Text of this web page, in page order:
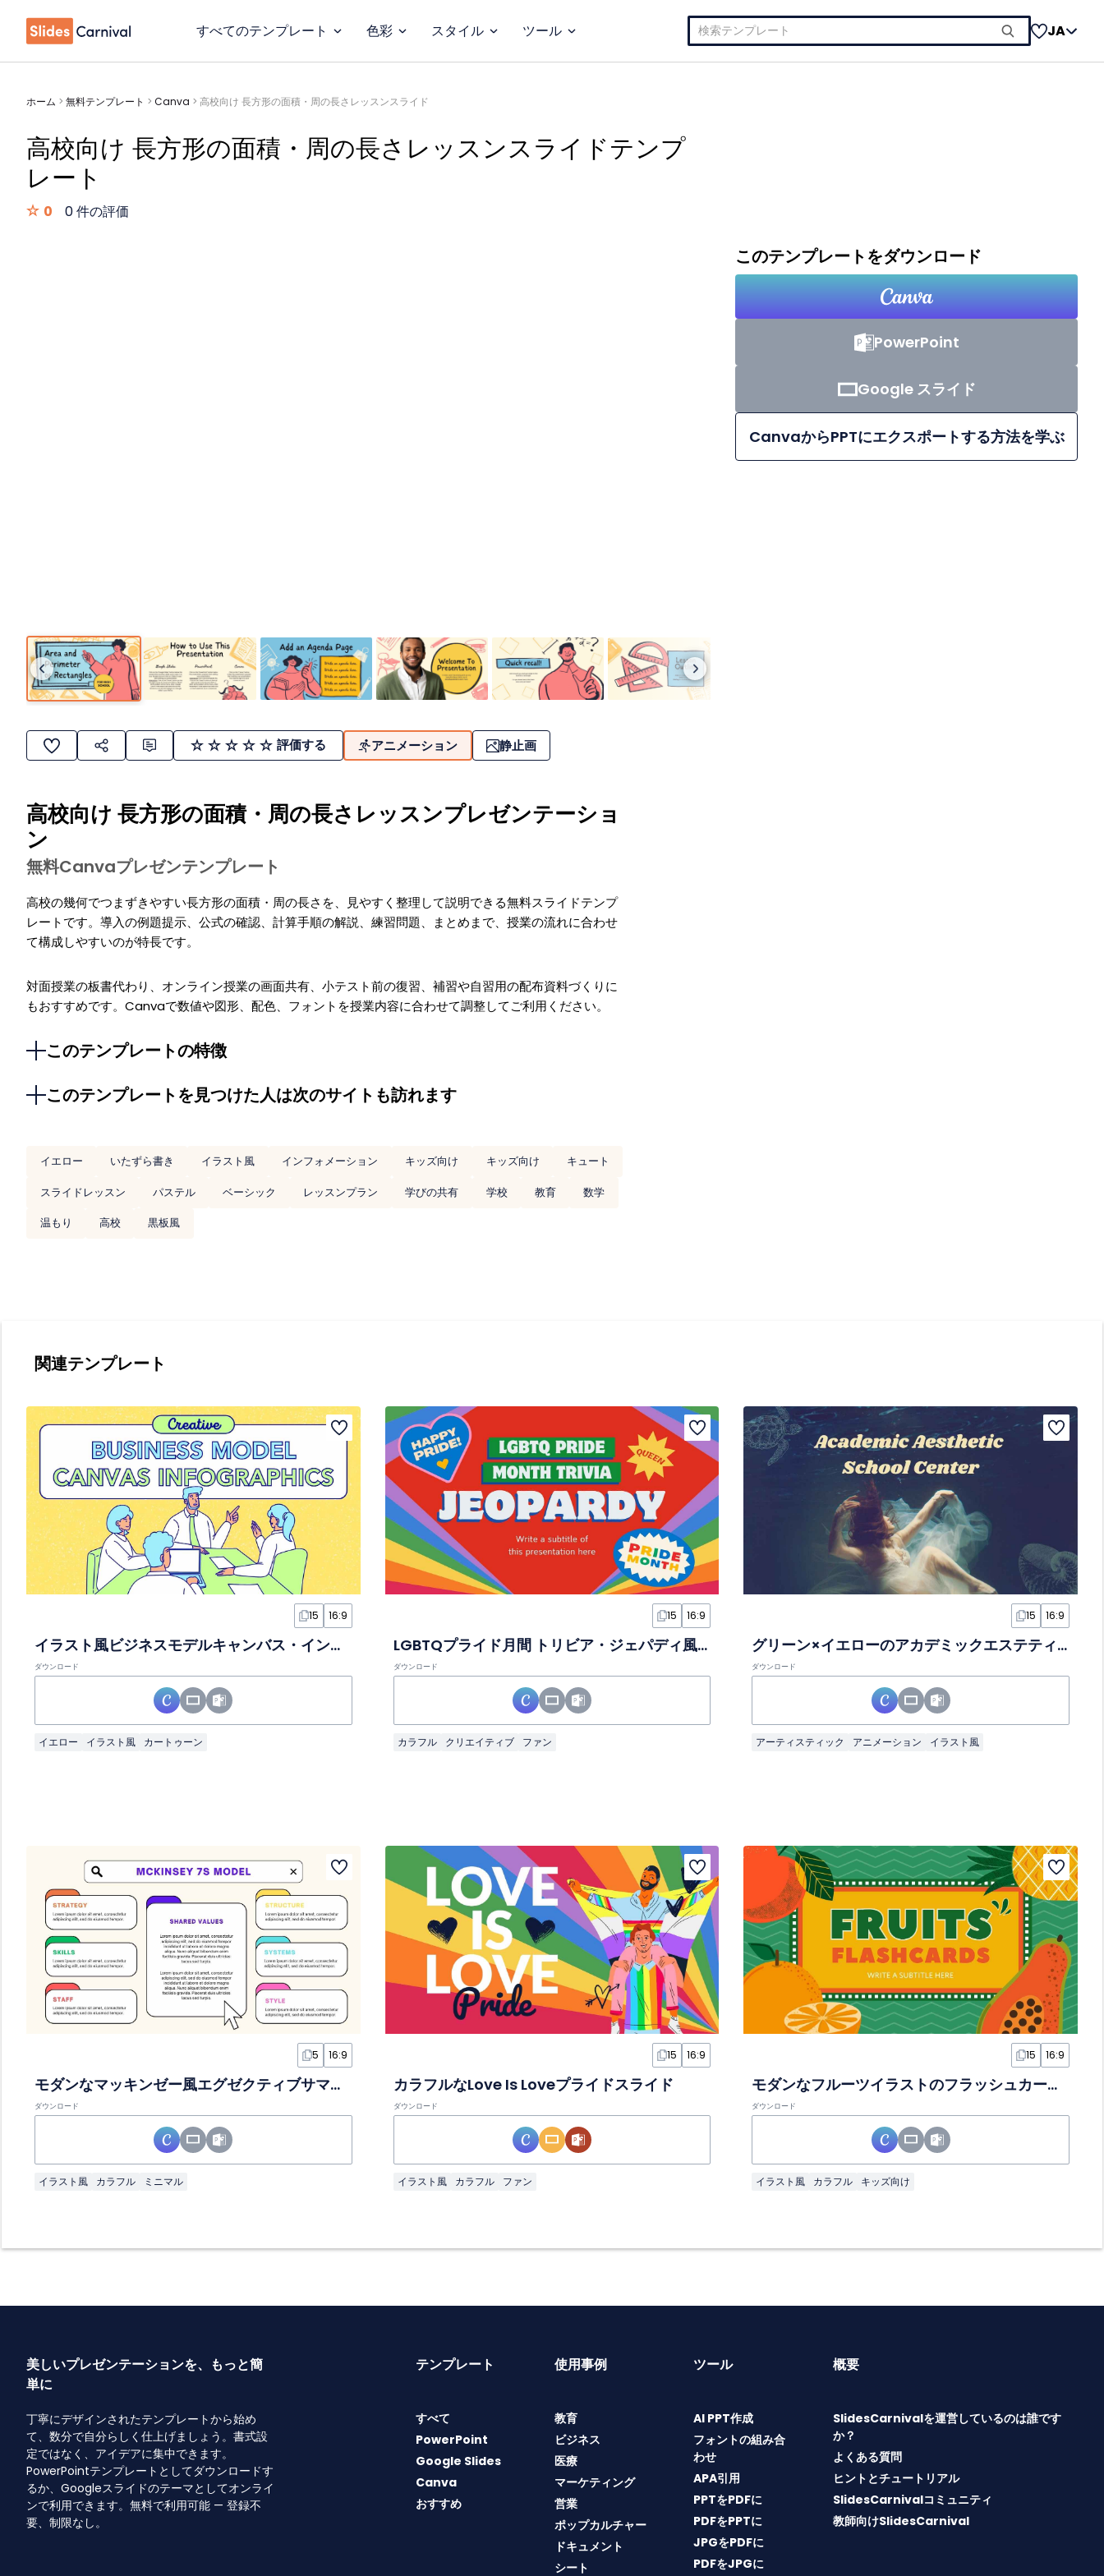
すべてのテンプレート 色彩 スタイル ツール
検
索:
JA
ホーム > 無料テンプレート > Canva > 高校向け 長方形の面積・周の長さレッスンスライド
高校向け 長方形の面積・周の長さレッスンスライドテンプ
レート
0 0 件の評価
評価する アニメーション 静止画
高校向け 長方形の面積・周の長さレッスンプレゼンテーショ
ン
無料Canvaプレゼンテンプレート
高校の幾何でつまずきやすい長方形の面積・周の長さを、見やすく整理して説明できる無料スライドテンプ
レートです。導入の例題提示、公式の確認、計算手順の解説、練習問題、まとめまで、授業の流れに合わせ
て構成しやすいのが特長です。
対面授業の板書代わり、オンライン授業の画面共有、小テスト前の復習、補習や自習用の配布資料づくりに
もおすすめです。Canvaで数値や図形、配色、フォントを授業内容に合わせて調整してご利用ください。
このテンプレートの特徴
このテンプレートを見つけた人は次のサイトも訪れます
イエロー いたずら書き イラスト風 インフォメーション キッズ向け キッズ向け
キュート
スライドレッスン
パステル ベーシック レッスンプラン 学びの共有 学校 教育
数学
温もり
高校 黒板風
このテンプレートをダウンロード
PowerPoint
Google スライド
CanvaからPPTにエクスポートする方法を学ぶ
関連テンプレート
15 16:9
イラスト風ビジネスモデルキャンバス・インフォグラフィックスライド
ダウンロード
イエロー イラスト風 カートゥーン
15 16:9
LGBTQプライド月間 トリビア・ジェパディ風ゲームスライド
ダウンロード
カラフル クリエイティブ ファン
15 16:9
グリーン×イエローのアカデミックエステティック・スライド
ダウンロード
アーティスティック アニメーション イラスト風
5 16:9
モダンなマッキンゼー風エグゼクティブサマリースライド
ダウンロード
イラスト風 カラフル ミニマル
15 16:9
カラフルなLove Is Loveプライドスライド
ダウンロード
イラスト風 カラフル ファン
15 16:9
モダンなフルーツイラストのフラッシュカードスライド
ダウンロード
イラスト風 カラフル キッズ向け
美しいプレゼンテーションを、もっと簡
単に
丁寧にデザインされたテンプレートから始め
て、数分で自分らしく仕上げましょう。書式設
定ではなく、アイデアに集中できます。
PowerPointテンプレートとしてダウンロードす
るか、Googleスライドのテーマとしてオンライ
ンで利用できます。無料で利用可能 — 登録不
要、制限なし。
テンプレート
すべて
PowerPoint
Google Slides
Canva
おすすめ
使用事例
教育
ビジネス
医療
マーケティング
営業
ポップカルチャー
ドキュメント
シート
ツール
AI PPT作成
フォントの組み合
わせ
APA引用
PPTをPDFに
PDFをPPTに
JPGをPDFに
PDFをJPGに
概要
SlidesCarnivalを運営しているのは誰です
か？
よくある質問
ヒントとチュートリアル
SlidesCarnivalコミュニティ
教師向けSlidesCarnival